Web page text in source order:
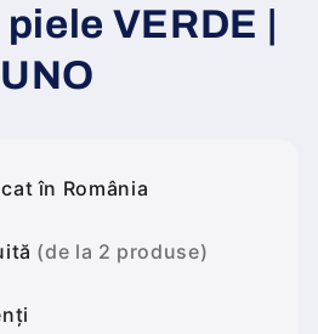
VERDE |
în România
(de la 2 produse)